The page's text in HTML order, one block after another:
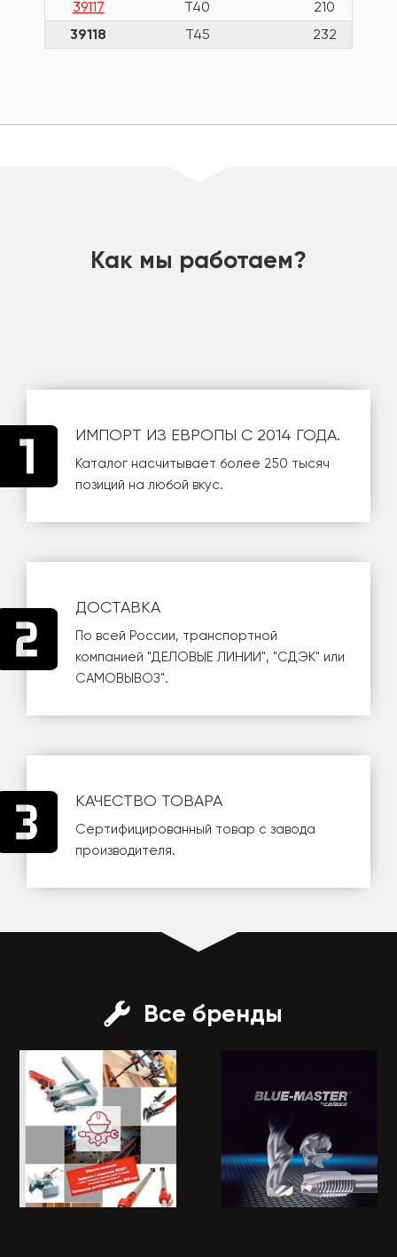
39117 T40
210
39118
T45 232
Как мы работаем?
ИМПОРТ ИЗ ЕВРОПЫ С 2014 ГОДА.
Каталог насчитывает более 250 тысяч
позиций на любой вкус.
ДОСТАВКА
По всей России, транспортной
компанией "ДЕЛОВЫЕ ЛИНИИ", "СДЭК" или
САМОВЫВОЗ".
КАЧЕСТВО ТОВАРА
Сертифицированный товар с завода
производителя.
Все бренды